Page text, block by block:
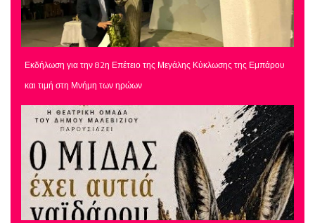
Εκδήλωση για την 82η Επέτειο της Μεγάλης Κύκλωσης της Εμπάρου
και τιμή στη Μνήμη των ηρώων